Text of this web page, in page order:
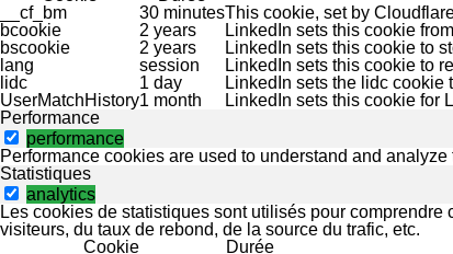
__cf_bm
30 minutesThis cookie, set by
bcookie
2 years
LinkedIn sets this cookie
bscookie
2 years
LinkedIn sets this cookie to
lang
session
LinkedIn sets this cookie to
lidc
1 day
LinkedIn sets the lidc cookie
UserMatchHistory1 month
LinkedIn sets this cookie for
Performance
performance
Performance cookies are used to understand and
Statistiques
analytics
Les cookies de statistiques sont utilisés pour
visiteurs, du taux de rebond, de la source du trafic, etc.
Cookie
Durée